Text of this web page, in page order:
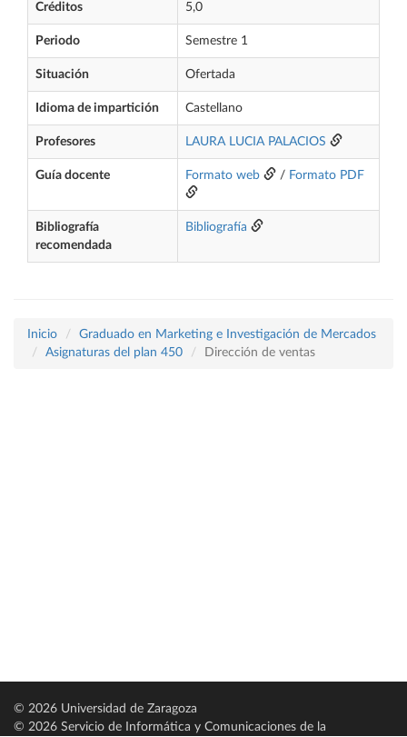
Créditos 5,0
Periodo Semestre 1
Situación Ofertada
Idioma de impartición Castellano
Profesores LAURA LUCIA PALACIOS
Guía docente Formato web / Formato PDF
Bibliografía
recomendada
Bibliografía
Inicio
Graduado en Marketing e Investigación de Mercados
Asignaturas del plan 450
Dirección de ventas
© 2026 Universidad de Zaragoza
© 2026 Servicio de Informática y Comunicaciones de la